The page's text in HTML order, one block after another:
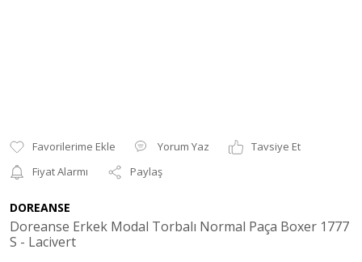
Yorum Yaz
Tavsiye Et
Fiyat Alarmı
Paylaş
DOREANSE
Doreanse Erkek Modal Torbalı Normal Paça Boxer 1777
S - Lacivert